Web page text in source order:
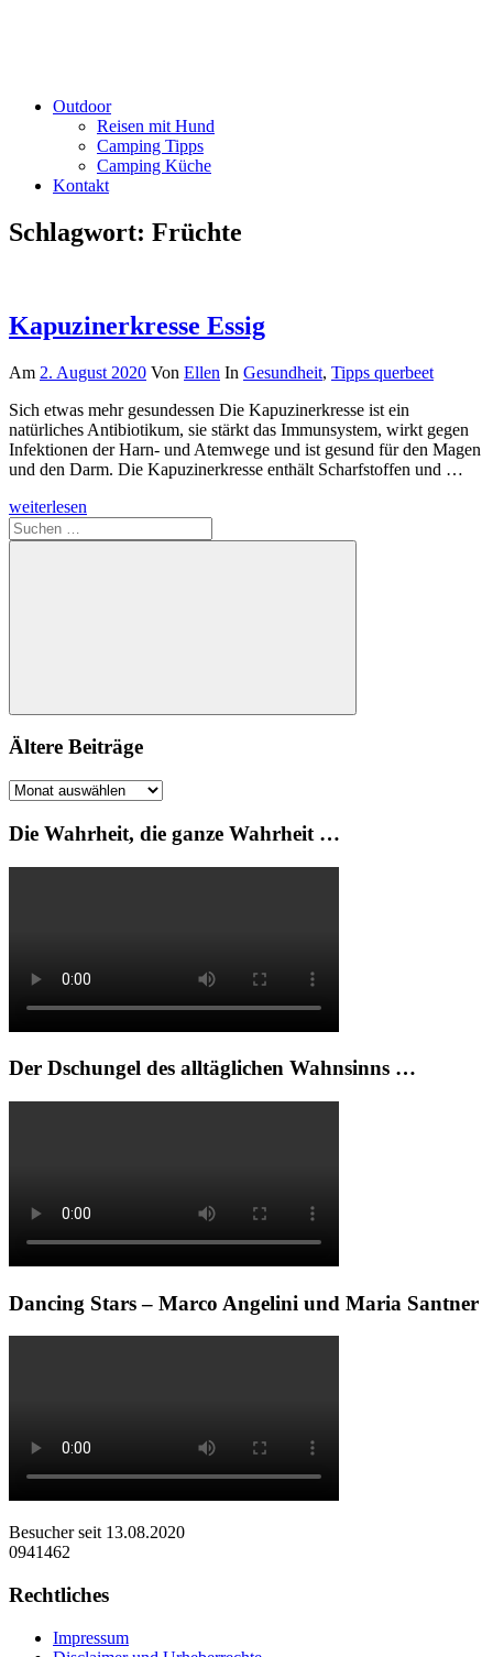
Outdoor
Reisen mit Hund
Camping Tipps
Camping Küche
Kontakt
Schlagwort: Früchte
Kapuzinerkresse Essig
Am 2. August 2020 Von Ellen In Gesundheit, Tipps querbeet
Sich etwas mehr gesundessen Die Kapuzinerkresse ist ein
natürliches Antibiotikum, sie stärkt das Immunsystem, wirkt gegen
Infektionen der Harn- und Atemwege und ist gesund für den Magen
und den Darm. Die Kapuzinerkresse enthält Scharfstoffen und …
weiterlesen
Suchen
nach:
Suchen
Ältere Beiträge
Ältere
Die Wahrheit, die ganze Wahrheit …
Der Dschungel des alltäglichen Wahnsinns …
Dancing Stars – Marco Angelini und Maria Santner
Besucher seit 13.08.2020
0941462
Rechtliches
Impressum